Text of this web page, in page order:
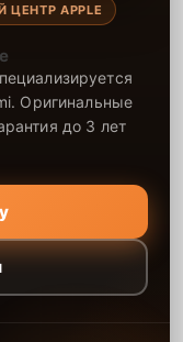
APPLE
Оригинальные
до 3 лет